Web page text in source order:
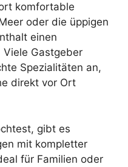
komfortable
oder die üppigen
einen
Viele Gastgeber
Spezialitäten an,
direkt vor Ort
gibt es
mit kompletter
für Familien oder